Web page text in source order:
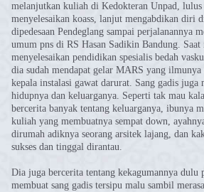
melanjutkan kuliah di Kedokteran Unpad, lulus
menyelesaikan koass, lanjut mengabdikan diri
dipedesaan Pendeglang sampai perjalanannya
umum pns di RS Hasan Sadikin Bandung.
menyelesaikan pendidikan spesialis bedah
dia sudah mendapat gelar MARS yang ilmunya
kepala instalasi gawat darurat. Sang gadis juga
hidupnya dan keluarganya. Seperti tak mau
bercerita banyak tentang keluarganya, ibunya
kuliah yang membuatnya sempat down,
dirumah adiknya seorang arsitek lajang, dan
sukses dan tinggal dirantau.
Dia juga bercerita tentang kekagumannya dulu
membuat sang gadis tersipu malu sambil